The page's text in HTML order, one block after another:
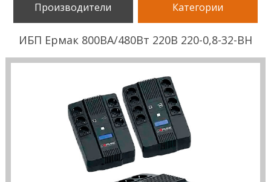
Производители Категории
ИБП Ермак 800ВА/480Вт 220В 220-0,8-32-BH